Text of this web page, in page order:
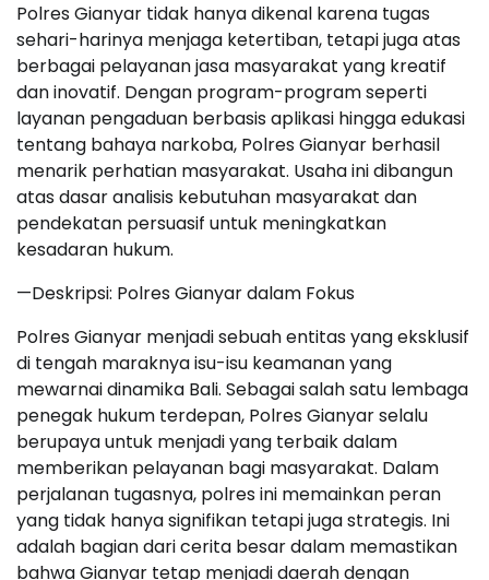
Polres Gianyar tidak hanya dikenal karena tugas
sehari-harinya menjaga ketertiban, tetapi juga atas
berbagai pelayanan jasa masyarakat yang kreatif
dan inovatif. Dengan program-program seperti
layanan pengaduan berbasis aplikasi hingga edukasi
tentang bahaya narkoba, Polres Gianyar berhasil
menarik perhatian masyarakat. Usaha ini dibangun
atas dasar analisis kebutuhan masyarakat dan
pendekatan persuasif untuk meningkatkan
kesadaran hukum.
—Deskripsi: Polres Gianyar dalam Fokus
Polres Gianyar menjadi sebuah entitas yang eksklusif
di tengah maraknya isu-isu keamanan yang
mewarnai dinamika Bali. Sebagai salah satu lembaga
penegak hukum terdepan, Polres Gianyar selalu
berupaya untuk menjadi yang terbaik dalam
memberikan pelayanan bagi masyarakat. Dalam
perjalanan tugasnya, polres ini memainkan peran
yang tidak hanya signifikan tetapi juga strategis. Ini
adalah bagian dari cerita besar dalam memastikan
bahwa Gianyar tetap menjadi daerah dengan